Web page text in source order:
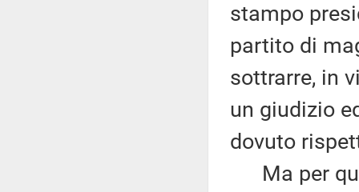
stampo
partito di
sottrarre, in
un giudizio
dovuto
Ma per